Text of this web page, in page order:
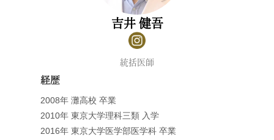
吉井 健吾
統括医師
経歴
2008年 灘高校 卒業
2010年 東京大学理科三類 入学
2016年 東京大学医学部医学科 卒業